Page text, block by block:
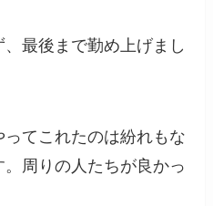
最後まで勤め上げまし
てこれたのは紛れもな
周りの人たちが良かっ